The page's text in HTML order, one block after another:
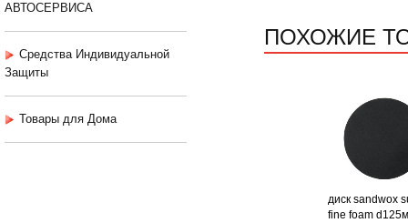
АВТОСЕРВИСА
Средства Индивидуальной
Защиты
Товары для Дома
ПОХОЖИЕ
диск sandwox
fine foam